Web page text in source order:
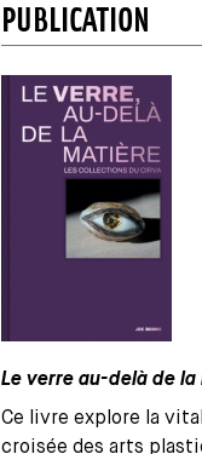
PUBLICATION
Le verre au-delà de
Ce livre explore la
croisée des arts